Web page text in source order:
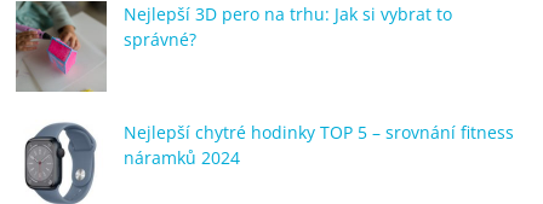
Nejlepší 3D pero na trhu: Jak si vybrat to
správné?
Nejlepší chytré hodinky TOP 5 – srovnání fitness
náramků 2024